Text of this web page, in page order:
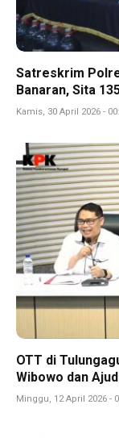
Satreskrim
Banaran, Sita
Kamis, 30 April 2026 -
OTT di
Wibowo dan
Minggu, 12 April 2026 -